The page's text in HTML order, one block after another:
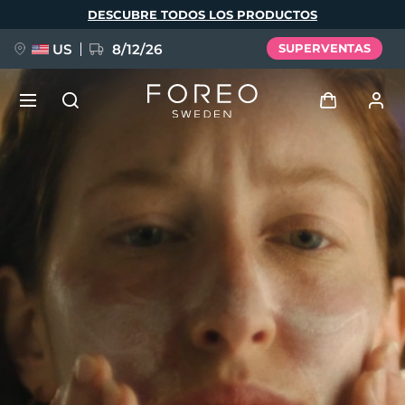
DESCUBRE TODOS LOS PRODUCTOS
US 8/12/26 SUPERVENTAS
Iniciar sesión
Perfil de usuario
Mis dispositivos
Mis pedidos
Mis direcciones
Mis suscripciones
FAQ™ Pure Beauty-Tech Elixir
issa™ Teeth Whitening Set
Español
Português
Polski
Русский
简体中文 繁體中文